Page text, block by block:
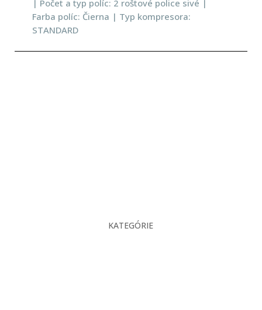
| Počet a typ políc: 2 roštové police sivé |
Farba políc: Čierna | Typ kompresora:
STANDARD
KATEGÓRIE